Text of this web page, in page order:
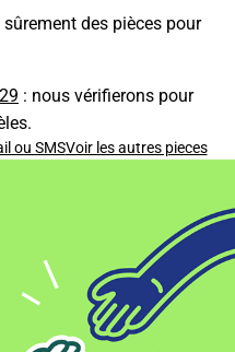
des pièces pour
: nous vérifierons pour
ou SMSVoir les autres pieces